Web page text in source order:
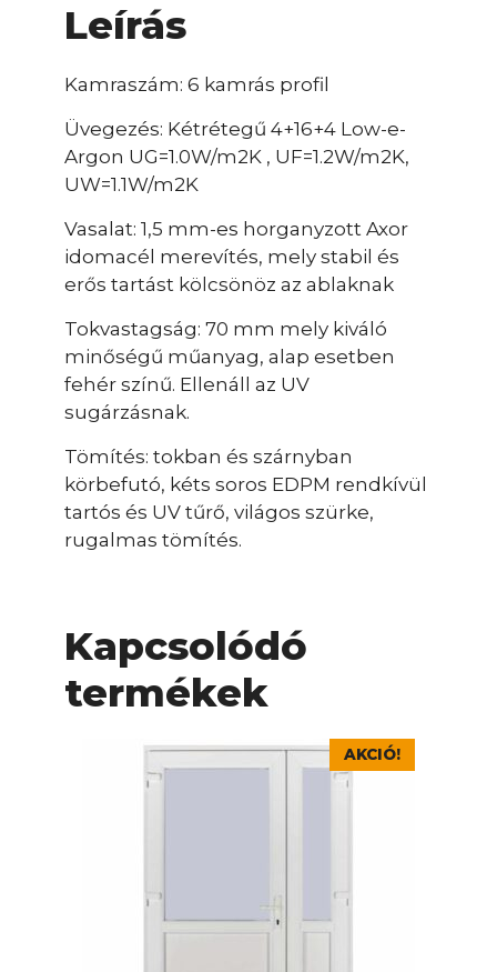
Leírás
Kamraszám: 6 kamrás profil
Üvegezés: Kétrétegű 4+16+4 Low-e-
Argon UG=1.0W/m2K , UF=1.2W/m2K,
UW=1.1W/m2K
Vasalat: 1,5 mm-es horganyzott Axor
idomacél merevítés, mely stabil és
erős tartást kölcsönöz az ablaknak
Tokvastagság: 70 mm mely kiváló
minőségű műanyag, alap esetben
fehér színű. Ellenáll az UV
sugárzásnak.
Tömítés: tokban és szárnyban
körbefutó, kéts soros EDPM rendkívül
tartós és UV tűrő, világos szürke,
rugalmas tömítés.
Kapcsolódó
termékek
AKCIÓ!